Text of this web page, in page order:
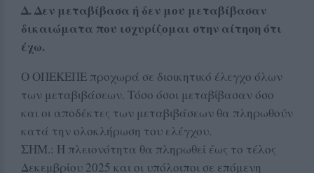
Δ. Δεν μεταβίβασα ή δεν μου μεταβίβασαν
δικαιώματα που ισχυρίζομαι στην αίτηση ότι
έχω.
Ο ΟΠΕΚΕΠΕ προχωρά σε διοικητικό έλεγχο όλων
των μεταβιβάσεων. Τόσο όσοι μεταβίβασαν όσο
και οι αποδέκτες των μεταβιβάσεων θα πληρωθούν
κατά την ολοκλήρωση του ελέγχου.
ΣΗΜ.: Η πλειονότητα θα πληρωθεί έως το τέλος
Δεκεμβρίου 2025 και οι υπόλοιποι σε επόμενη